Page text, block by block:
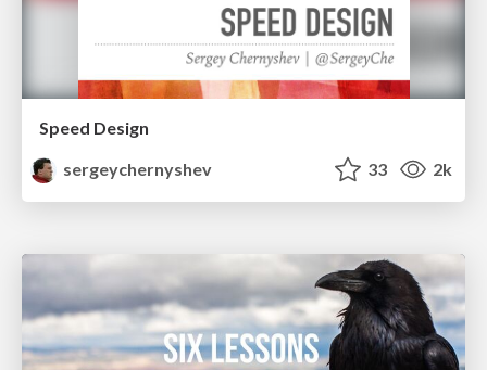
Speed Design
sergeychernyshev
33 2k